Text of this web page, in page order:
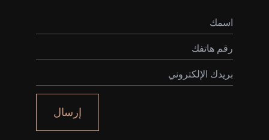
إرسال